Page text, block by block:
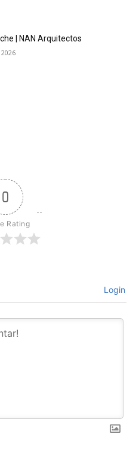
| NAN Arquitectos
0
Rating
Login